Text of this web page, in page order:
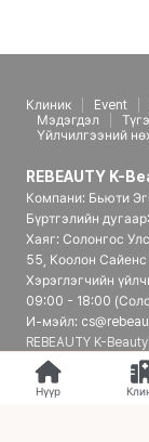
Клиник Event
Мэдэгдэл
Үйлчилгээний
REBEAUTY K-
Компани: Бьюти
Бүртгэлийн
Хаяг: Солонгос
55, Коолон
Хэрэглэгчийн
09:00 - 18:00
И-мэйл:
REBEAUTY K-
гоо сайхны
Нүүр